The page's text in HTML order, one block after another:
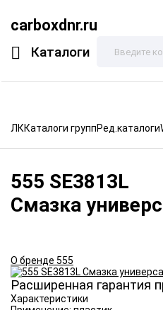
carboxdnr.ru
Каталоги
ЛККаталоги группРед.каталоги
555 SE3813L
Смазка
О бренде 555
Расширенная гарантия
Характеристики